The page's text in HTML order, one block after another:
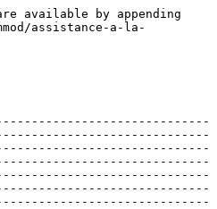
available by appending
assistance-a-la-